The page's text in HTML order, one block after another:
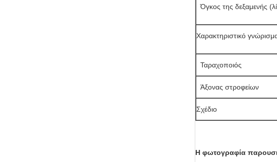
Όγκος της δεξαμενής
Χαρακτηριστικό
Ταραχοποιός
Άξονας στροφείων
Σχέδιο
Η φωτογραφία